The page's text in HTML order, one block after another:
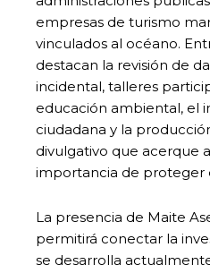
empresas de turismo
vinculados al océano.
destacan la revisión de
incidental, talleres
educación ambiental, el
ciudadana y la
divulgativo que acerque
importancia de proteger
La presencia de Maite
permitirá conectar la
se desarrolla